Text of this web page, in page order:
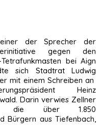
der Sprecher der
gegen den
Tetrafunkmasten bei Aign
sich Stadtrat Ludwig
mit einem Schreiben an
Heinz
Darin verwies Zellner
die über 1.850
Bürgern aus Tiefenbach,